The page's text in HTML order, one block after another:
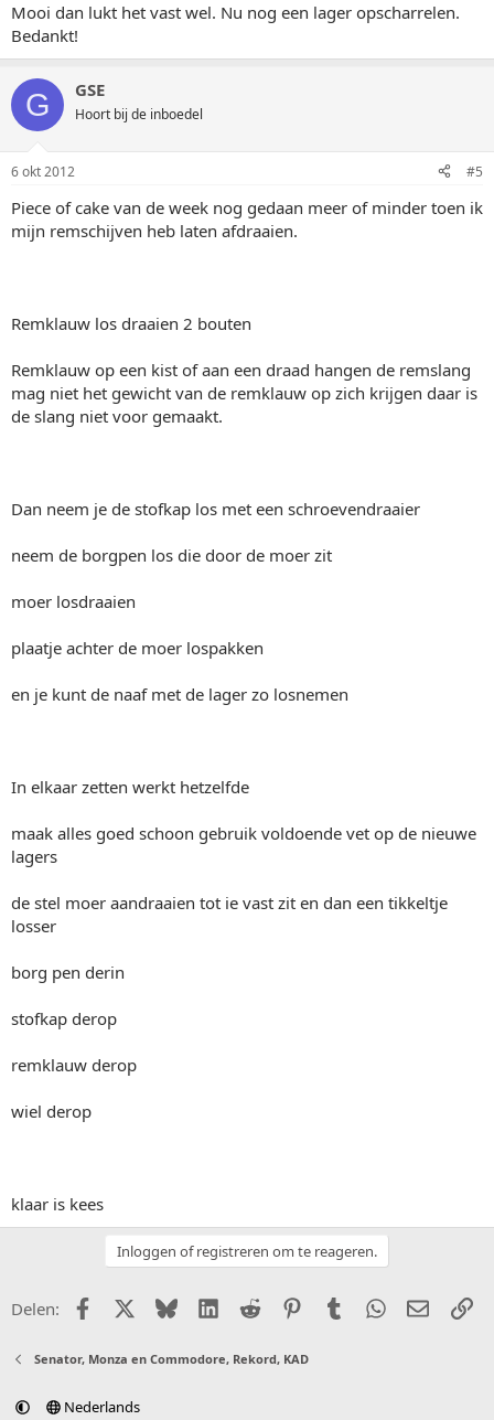
Mooi dan lukt het vast wel. Nu nog een lager opscharrelen.
Bedankt!
G GSE
Hoort bij de inboedel
6 okt 2012 #5
Piece of cake van de week nog gedaan meer of minder toen ik
mijn remschijven heb laten afdraaien.
Remklauw los draaien 2 bouten
Remklauw op een kist of aan een draad hangen de remslang
mag niet het gewicht van de remklauw op zich krijgen daar is
de slang niet voor gemaakt.
Dan neem je de stofkap los met een schroevendraaier
neem de borgpen los die door de moer zit
moer losdraaien
plaatje achter de moer lospakken
en je kunt de naaf met de lager zo losnemen
In elkaar zetten werkt hetzelfde
maak alles goed schoon gebruik voldoende vet op de nieuwe
lagers
de stel moer aandraaien tot ie vast zit en dan een tikkeltje
losser
borg pen derin
stofkap derop
remklauw derop
wiel derop
klaar is kees
Inloggen of registreren om te reageren.
Delen: FacebookX (Twitter)
BlueskyLinkedIn
Reddit PinterestTumblr WhatsApp
E-mail
Senator, Monza en Commodore, Rekord, KAD
Nederlands